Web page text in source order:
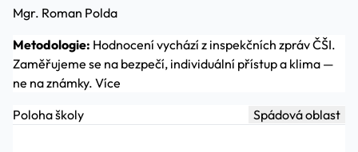
Mgr. Roman Polda
Metodologie: Hodnocení vychází z inspekčních zpráv ČŠI.
Zaměřujeme se na bezpečí, individuální přístup a klima —
ne na známky. Více
Poloha školy
Spádová oblast